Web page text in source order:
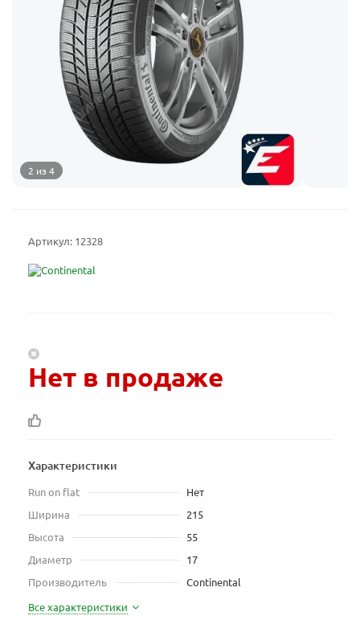
2 из 4
Артикул: 12328
Нет в продаже
Характеристики
Run on flat
Нет
Ширина
215
Высота
55
Диаметр
17
Производитель
Continental
Все характеристики